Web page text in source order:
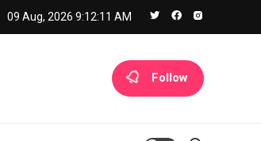
09 Aug, 2026 9:12:12 AM
Follow